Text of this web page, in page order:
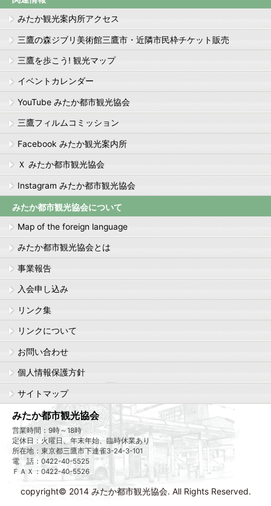
みたか観光案内所アクセス
三鷹の森ジブリ美術館三鷹市・近隣市民枠チケット販売
三鷹を歩こう! 観光マップ
イベントカレンダー
YouTube みたか都市観光協会
三鷹フィルムコミッション
Facebook みたか観光案内所
Ｘ みたか都市観光協会
Instagram みたか都市観光協会
みたか都市観光協会について
Map of the foreign language
みたか都市観光協会とは
事業報告
入会申し込み
リンク集
リンクについて
お問い合わせ
個人情報保護方針
サイトマップ
みたか都市観光協会
営業時間：9時～18時
定休日：火曜日、年末年始、臨時休業あり
所在地：東京都三鷹市下連雀3-24-3-101
電 話：0422-40-5525
ＦＡＸ：0422-40-5526
copyright© 2014 みたか都市観光協会. All Rights Reserved.